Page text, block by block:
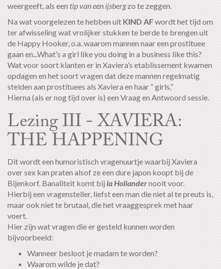
weergeeft, als een tip van een ijsbergzo te zeggen.
Na wat voorgelezen te hebben uit KIND AFwordt het tijd om
ter afwisseling wat vrolijker stukken te berde te brengen uit
de Happy Hooker, o.a. waarom mannen naar een prostituee
gaan en...What’s a girl like you doing in a business like this?
Wat voor soort klanten er in Xaviera’s etablissement kwamen
opdagen en het soort vragen dat deze mannen regelmatig
stelden aan prostituees als Xaviera en haar “ girls,”
Hierna (als er nog tijd over is) een Vraag en Antwoord sessie.
Lezing III - XAVIERA:
THE HAPPENING
Dit wordt een humoristisch vragenuurtje waarbij Xaviera
over sex kan praten alsof ze een dure japon koopt bij de
Bijenkorf. Banaliteit komt bijla Hollandernooit voor.
Hierbij een vragensteller, liefst een man die niet al te preuts is,
maar ook niet te brutaal, die het vraaggesprek met haar
voert.
Hier zijn wat vragen die er gesteld kunnen worden
bijvoorbeeld:
Wanneer besloot je madam te worden?
Waarom wilde je dat?